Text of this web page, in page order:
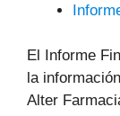
El Informe
la
Alter